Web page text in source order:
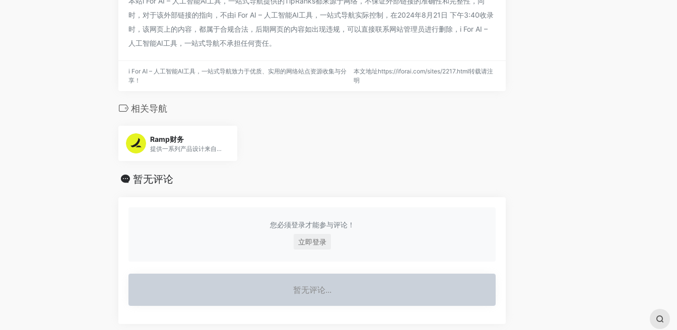
时，对于该外部链接的指向，不由i For AI – 人工智能AI工具，一站式导航实际控制，在2024年8月21日 下午3:40收录
时，该网页上的内容，都属于合规合法，后期网页的内容如出现违规，可以直接联系网站管理员进行删除，i For AI –
人工智能AI工具，一站式导航不承担任何责任。
i For AI – 人工智能AI工具，一站式导航致力于优质、实用的网络站点资源收集与分
享！
本文地址https://iforai.com/sites/2217.html转载请注
明
相关导航
Ramp财务
提供一系列产品设计来自动化公司财务运营
暂无评论
您必须登录才能参与评论！
立即登录
暂无评论...